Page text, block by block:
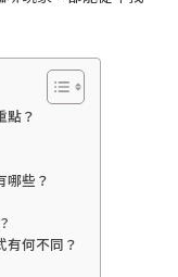
點？
哪些？
有何不同？